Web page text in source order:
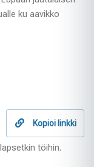
ku aavikko
Kopioi linkki
töihin.